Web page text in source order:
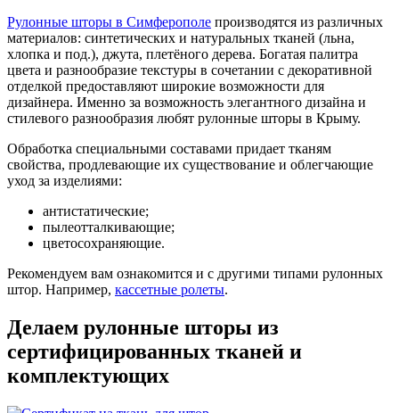
Рулонные шторы в Симферополе производятся из различных
материалов: синтетических и натуральных тканей (льна,
хлопка и под.), джута, плетёного дерева. Богатая палитра
цвета и разнообразие текстуры в сочетании с декоративной
отделкой предоставляют широкие возможности для
дизайнера. Именно за возможность элегантного дизайна и
стилевого разнообразия любят рулонные шторы в Крыму.
Обработка специальными составами придает тканям
свойства, продлевающие их существование и облегчающие
уход за изделиями:
антистатические;
пылеотталкивающие;
цветосохраняющие.
Рекомендуем вам ознакомится и с другими типами рулонных
штор. Например, кассетные ролеты.
Делаем рулонные шторы из
сертифицированных тканей и
комплектующих